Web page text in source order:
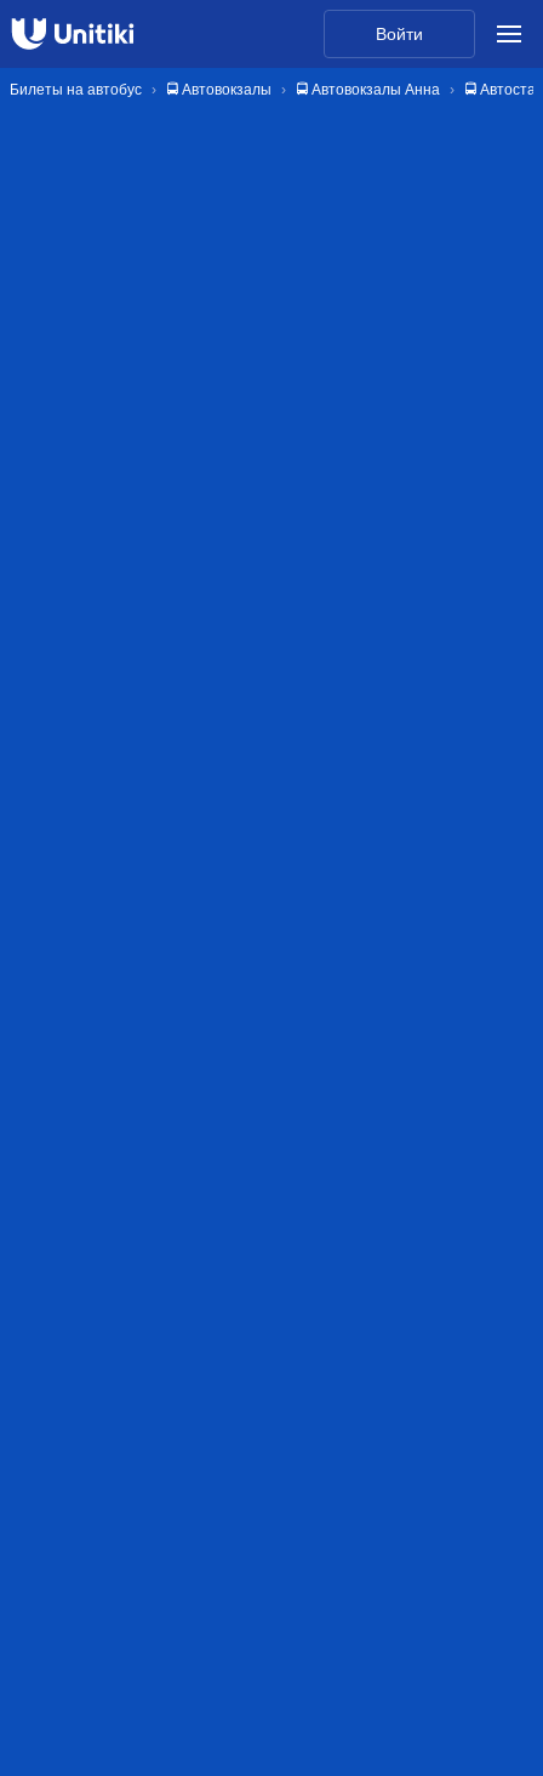
Войти
Билеты на автобус 🚍 Автовокзалы 🚍 Автовокзалы Анна 🚍